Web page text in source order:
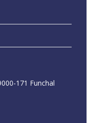
171 Funchal